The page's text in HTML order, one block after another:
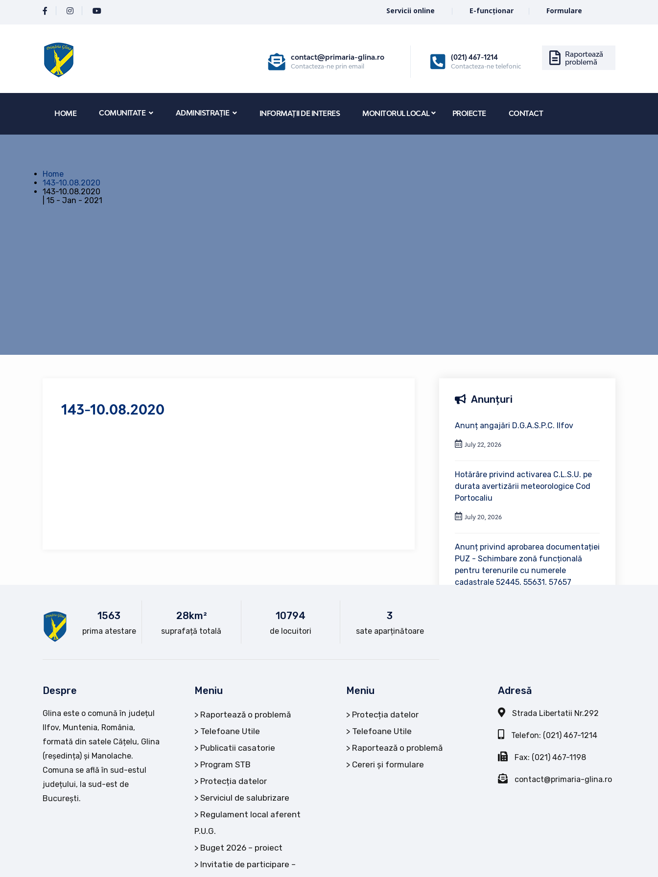
Servicii online E-funcționar Formulare
contact@primaria-glina.ro
Contacteza-ne prin email
(021) 467-1214
Contacteza-ne telefonic
Raportează
problemă
HOME COMUNITATE ADMINISTRAȚIE INFORMAȚII DE INTERES MONITORUL LOCAL PROIECTE CONTACT
Home
143-10.08.2020
143-10.08.2020
| 15 - Jan - 2021
143-10.08.2020
Anunțuri
Anunț angajări D.G.A.S.P.C. Ilfov
July 22, 2026
Hotărâre privind activarea C.L.S.U. pe
durata avertizării meteorologice Cod
Portocaliu
July 20, 2026
Anunț privind aprobarea documentației
PUZ - Schimbare zonă funcțională
pentru terenurile cu numerele
cadastrale 52445, 55631, 57657
1563
prima atestare
28km²
suprafață totală
10794
de locuitori
3
sate aparținătoare
Despre
Glina este o comună în județul
Ilfov, Muntenia, România,
formată din satele Cățelu, Glina
(reședința) și Manolache.
Comuna se află în sud-estul
județului, la sud-est de
București.
Meniu
Raportează o problemă
Telefoane Utile
Publicatii casatorie
Program STB
Protecția datelor
Serviciul de salubrizare
Regulament local aferent
P.U.G.
Buget 2026 – proiect
Invitatie de participare –
Meniu
Protecția datelor
Telefoane Utile
Raportează o problemă
Cereri și formulare
Adresă
Strada Libertatii Nr.292
Telefon: (021) 467-1214
Fax: (021) 467-1198
contact@primaria-glina.ro